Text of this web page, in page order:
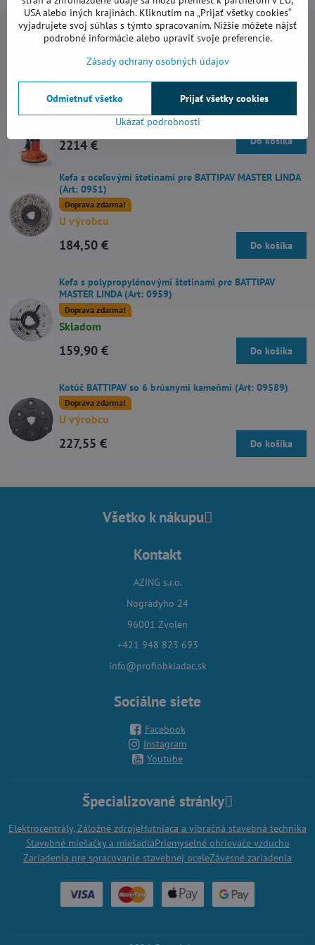
Alternatívne produkty
0960S)
AKCIA Doprava zdarma! -20%
U výrobcu
2214 € Do košíka
Kefa s oceľovými štetinami pre BATTIPAV MASTER LINDA
(Art: 0951)
Doprava zdarma!
U výrobcu
184,50 € Do košíka
Kefa s polypropylénovými štetinami pre BATTIPAV
MASTER LINDA (Art: 0959)
Doprava zdarma!
Skladom
159,90 € Do košíka
Kotúč BATTIPAV so 6 brúsnymi kameňmi (Art: 09589)
Doprava zdarma!
U výrobcu
227,55 € Do košíka
Všetko k nákupu
Kontakt
AZING s.r.o.
Nográdyho 24
96001 Zvolen
+421 948 823 693
info@profiobkladac.sk
Sociálne siete
Facebook
Instagram
Youtube
Špecializované stránky
Elektrocentrály, Záložné zdrojeHutniaca a vibračná stavebná technika
Stavebné miešačky a miešadláPriemyselné ohrievače vzduchu
Zariadenia pre spracovanie stavebnej oceleZávesné zariadenia
USA alebo iných krajinách. Kliknutím na „Prijať všetky cookies“
vyjadrujete svoj súhlas s týmto spracovaním. Nižšie môžete nájsť
podrobné informácie alebo upraviť svoje preferencie.
Zásady ochrany osobných údajov
Ukázať podrobnosti
Prijať všetky cookies
Odmietnuť všetko